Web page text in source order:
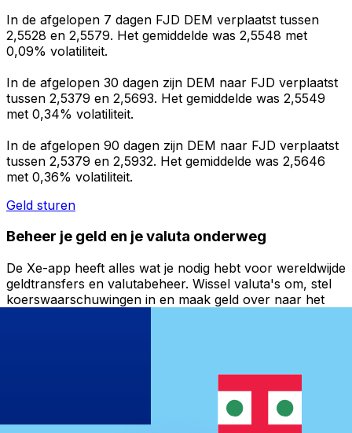
In de afgelopen 7 dagen FJD DEM verplaatst tussen
2,5528 en 2,5579. Het gemiddelde was 2,5548 met
0,09% volatiliteit.
In de afgelopen 30 dagen zijn DEM naar FJD verplaatst
tussen 2,5379 en 2,5693. Het gemiddelde was 2,5549
met 0,34% volatiliteit.
In de afgelopen 90 dagen zijn DEM naar FJD verplaatst
tussen 2,5379 en 2,5932. Het gemiddelde was 2,5646
met 0,36% volatiliteit.
Geld sturen
Beheer je geld en je valuta onderweg
De Xe-app heeft alles wat je nodig hebt voor wereldwijde
geldtransfers en valutabeheer. Wissel valuta's om, stel
koerswaarschuwingen in en maak geld over naar het